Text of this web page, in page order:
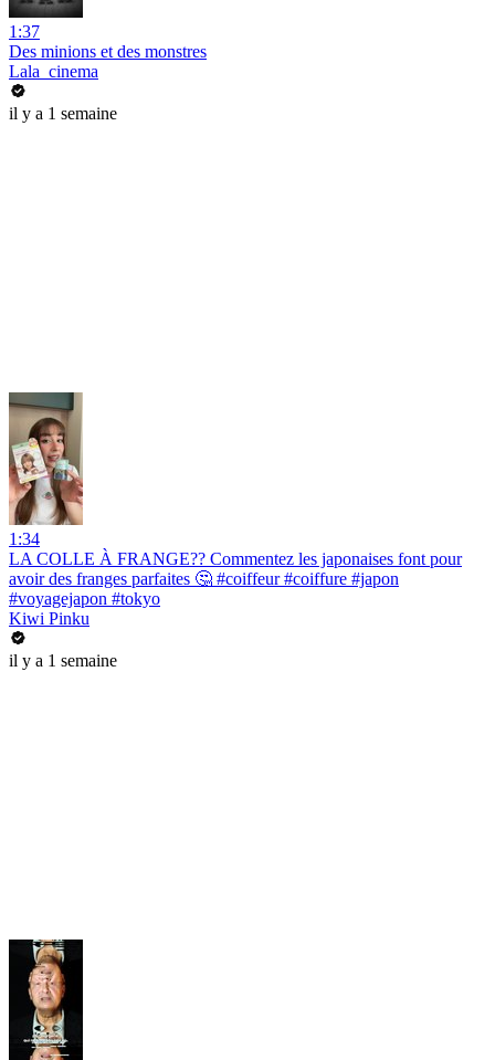
1:37
Des minions et des monstres
Lala_cinema
il y a 1 semaine
1:34
LA COLLE À FRANGE?? Commentez les japonaises font pour
avoir des franges parfaites 🤔 #coiffeur #coiffure #japon
#voyagejapon #tokyo
Kiwi Pinku
il y a 1 semaine